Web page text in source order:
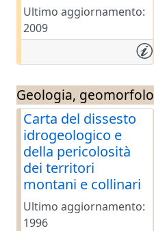
Ultimo aggiornamento:
2009
Geologia,
Carta del dissesto
idrogeologico e
della pericolosità
dei territori
montani e collinari
Ultimo aggiornamento:
1996